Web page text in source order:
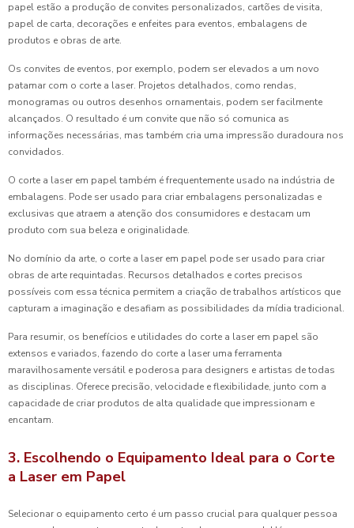
papel estão a produção de convites personalizados, cartões de visita,
papel de carta, decorações e enfeites para eventos, embalagens de
produtos e obras de arte.
Os convites de eventos, por exemplo, podem ser elevados a um novo
patamar com o corte a laser. Projetos detalhados, como rendas,
monogramas ou outros desenhos ornamentais, podem ser facilmente
alcançados. O resultado é um convite que não só comunica as
informações necessárias, mas também cria uma impressão duradoura nos
convidados.
O corte a laser em papel também é frequentemente usado na indústria de
embalagens. Pode ser usado para criar embalagens personalizadas e
exclusivas que atraem a atenção dos consumidores e destacam um
produto com sua beleza e originalidade.
No domínio da arte, o corte a laser em papel pode ser usado para criar
obras de arte requintadas. Recursos detalhados e cortes precisos
possíveis com essa técnica permitem a criação de trabalhos artísticos que
capturam a imaginação e desafiam as possibilidades da mídia tradicional.
Para resumir, os benefícios e utilidades do corte a laser em papel são
extensos e variados, fazendo do corte a laser uma ferramenta
maravilhosamente versátil e poderosa para designers e artistas de todas
as disciplinas. Oferece precisão, velocidade e flexibilidade, junto com a
capacidade de criar produtos de alta qualidade que impressionam e
encantam.
3. Escolhendo o Equipamento Ideal para o Corte
a Laser em Papel
Selecionar o equipamento certo é um passo crucial para qualquer pessoa